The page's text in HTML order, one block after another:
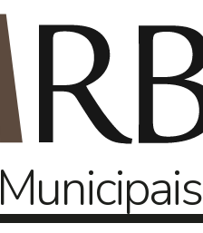
Municipais